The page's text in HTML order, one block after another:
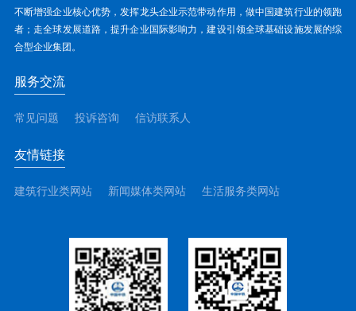
不断增强企业核心优势，发挥龙头企业示范带动作用，做中国建筑行业的领跑
者；走全球发展道路，提升企业国际影响力，建设引领全球基础设施发展的综
合型企业集团。
服务交流
常见问题 投诉咨询 信访联系人
友情链接
建筑行业类网站 新闻媒体类网站 生活服务类网站